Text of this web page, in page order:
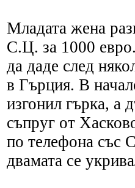
Младата жена
С.Ц. за 1000
да даде след
в Гърция. В
изгонил гърка, а
съпруг от
по телефона със
двамата се